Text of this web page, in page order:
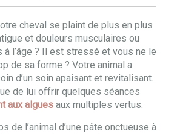
cheval se plaint de plus en plus
et douleurs musculaires ou
l’âge ? Il est stressé et vous ne le
de sa forme ? Votre animal a
d’un soin apaisant et revitalisant.
de lui offrir quelques séances
aux algues aux multiples vertus.
de l’animal d’une pâte onctueuse à